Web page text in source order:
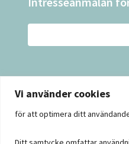
Vi använder cookies
för att optimera ditt